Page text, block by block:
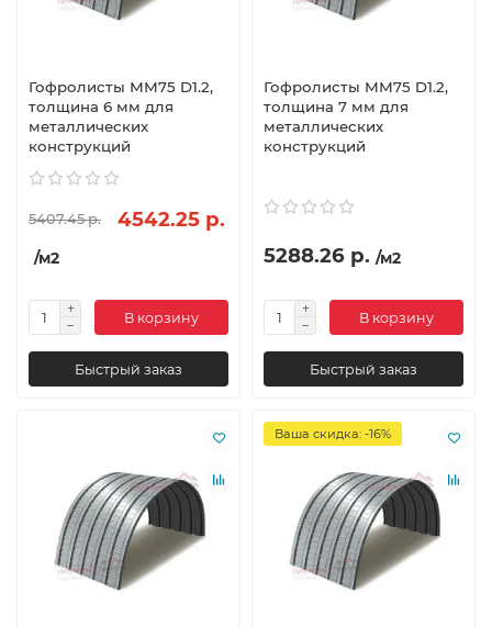
Гофролисты ММ75 D1.2,
толщина 6 мм для
металлических
конструкций
5407.45 р. 4542.25 р.
/м2
В корзину
Быстрый заказ
Гофролисты ММ75 D1.2,
толщина 7 мм для
металлических
конструкций
5288.26 р. /м2
В корзину
Быстрый заказ
Ваша скидка: -16%